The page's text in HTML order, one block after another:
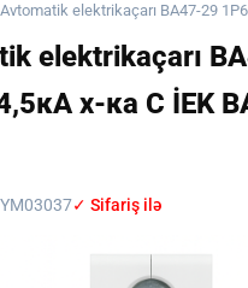
Avtomatik elektrikaçarı ВА47-29
elektrikaçarı
х-ка С İEK
YM03037✓ Sifariş ilə